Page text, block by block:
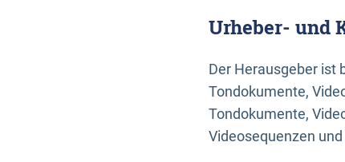
Urheber- und
Der Herausgeber ist
Tondokumente,
Tondokumente,
Videosequenzen